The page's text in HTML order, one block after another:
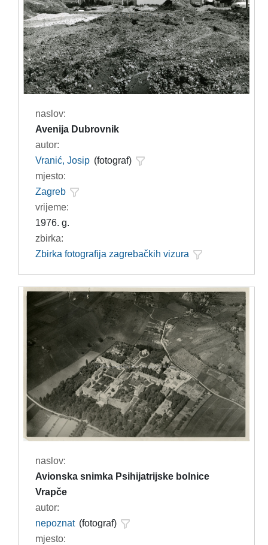
naslov:
Avenija Dubrovnik
autor:
Vranić, Josip (fotograf)
mjesto:
Zagreb
vrijeme:
1976. g.
zbirka:
Zbirka fotografija zagrebačkih vizura
naslov:
Avionska snimka Psihijatrijske bolnice
Vrapče
autor:
nepoznat (fotograf)
mjesto: